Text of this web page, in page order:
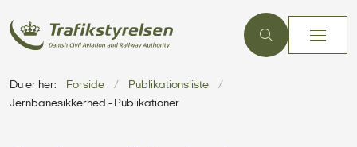
Du er her: Forside
Publikationsliste
Jernbanesikkerhed - Publikationer